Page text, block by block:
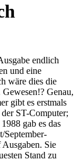
endlich
und eine
wäre dies die
Genau,
gibt es erstmals
ST-Computer;
gab es das
September-
Sie
Stand zu